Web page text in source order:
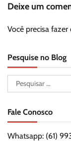
Deixe um
Você precisa fazer
Pesquise no Blog
Pesquisar
por:
Fale Conosco
Whatsapp: (61)